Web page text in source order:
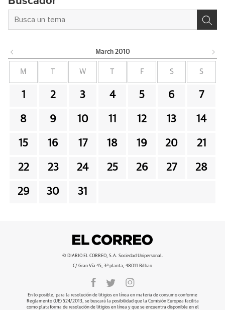
March 2010
M W F S S
1 2 3 4 5 6 7
8 9 10 11 12 13 14
15 16 17 18 19 20 21
22 23 24 25 26 27 28
29 30 31
© DIARIO EL CORREO, S.A. Sociedad Unipersonal.
C/ Gran Vía 45, 3ª planta, 48011 Bilbao
En lo posible, para la resolución de litigios en línea en materia de consumo conforme
Reglamento (UE) 524/2013, se buscará la posibilidad que la Comisión Europea facilita
como plataforma de resolución de litigios en línea y que se encuentra disponible en el